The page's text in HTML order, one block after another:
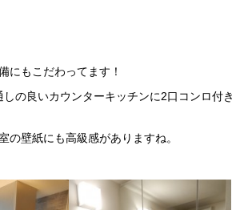
にもこだわってます！
の良いカウンターキッチンに2口コンロ付き
の壁紙にも高級感がありますね。